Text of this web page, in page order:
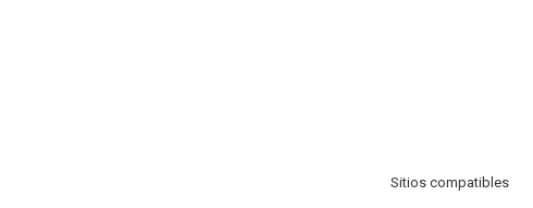
Sitios compatibles